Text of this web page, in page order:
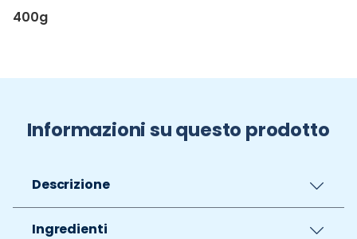
400g
Informazioni su questo prodotto
Descrizione
Ingredienti